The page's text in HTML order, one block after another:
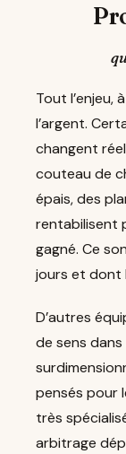
Tout l’enjeu,
l’argent.
changent
couteau de
épais, des
rentabilisent
gagné. Ce
jours et dont
D’autres
de sens
pensés pour
très
arbitrage